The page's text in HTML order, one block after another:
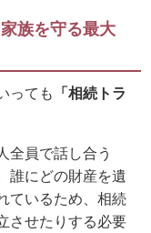
族を守る最大
っても 「相続トラ
全員で話し合う
誰にどの財産を遺
ているため、相続
させたりする必要